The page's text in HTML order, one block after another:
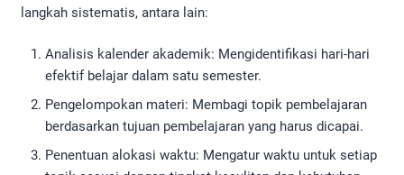
langkah sistematis, antara lain:
Analisis kalender akademik: Mengidentifikasi hari-hari
efektif belajar dalam satu semester.
Pengelompokan materi: Membagi topik pembelajaran
berdasarkan tujuan pembelajaran yang harus dicapai.
Penentuan alokasi waktu: Mengatur waktu untuk setiap